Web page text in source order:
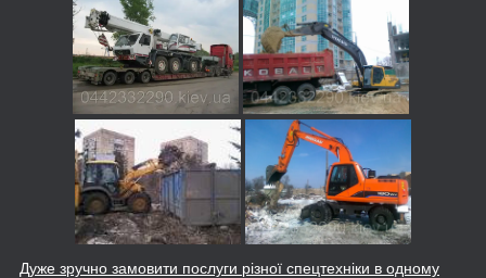
Дуже зручно замовити послуги різної спецтехніки в одному